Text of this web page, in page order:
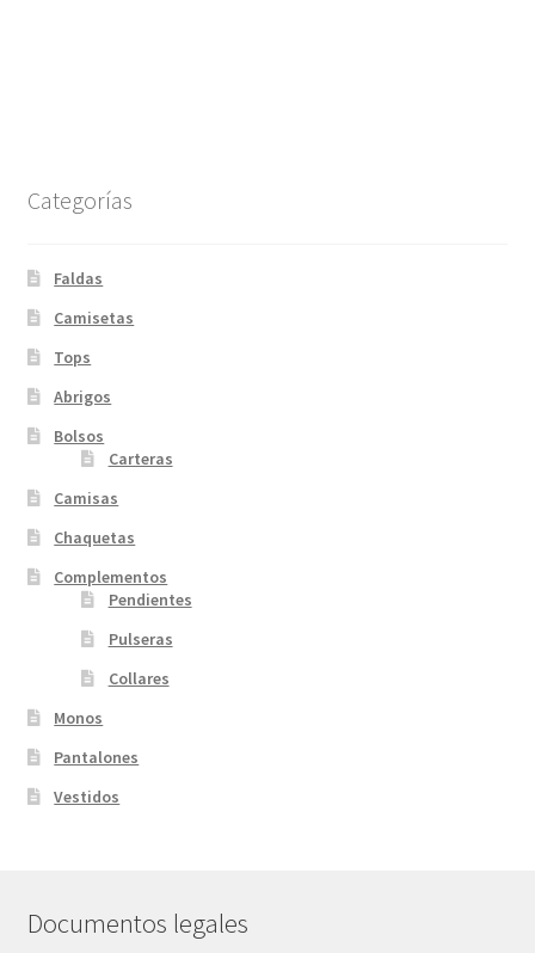
Categorías
Faldas
Camisetas
Tops
Abrigos
Bolsos
Carteras
Camisas
Chaquetas
Complementos
Pendientes
Pulseras
Collares
Monos
Pantalones
Vestidos
Documentos legales